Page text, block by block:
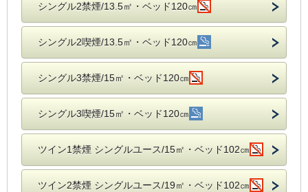
シングル2禁煙/13.5㎡・ベッド120㎝
シングル2喫煙/13.5㎡・ベッド120㎝
シングル3禁煙/15㎡・ベッド120㎝
シングル3喫煙/15㎡・ベッド120㎝
ツイン1禁煙 シングルユース/15㎡・ベッド102㎝
ツイン2禁煙 シングルユース/19㎡・ベッド102㎝